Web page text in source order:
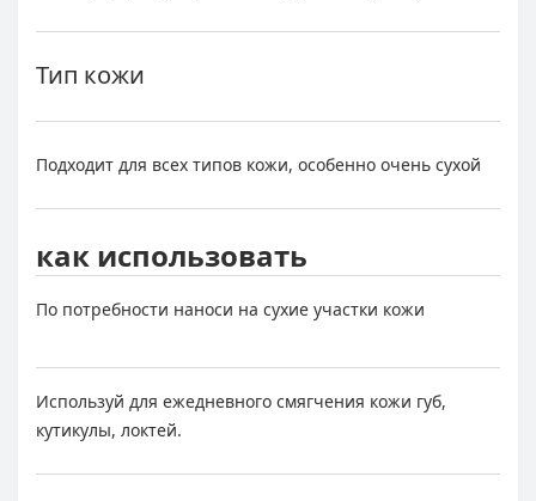
Тип кожи
Подходит для всех типов кожи, особенно очень сухой
как использовать
По потребности наноси на сухие участки кожи
Используй для ежедневного смягчения кожи губ,
кутикулы, локтей.